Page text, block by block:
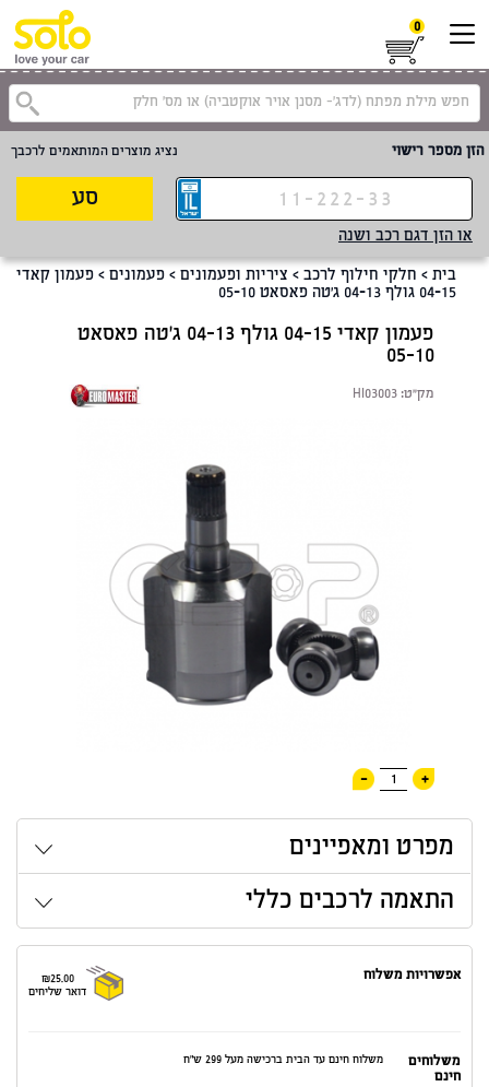
0
הזן מספר רישוי נציג מוצרים המותאמים לרכבך
סע
או הזן דגם רכב ושנה
בית > חלקי חילוף לרכב > ציריות ופעמונים > פעמונים > פעמון קאדי
04-15 גולף 04-13 ג'טה פאסאט 05-10
פעמון קאדי 04-15 גולף 04-13 ג'טה פאסאט
05-10
מק"ט: HI03003
+
1
-
מפרט ומאפיינים
התאמה לרכבים כללי
אפשרויות משלוח
₪25.00
דואר שליחים
משלוחים
חינם
משלוח חינם עד הבית ברכישה מעל 299 ש"ח